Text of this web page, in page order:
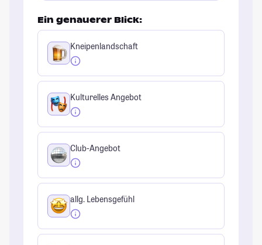
Ein genauerer Blick:
Kneipenlandschaft
Kulturelles Angebot
Club-Angebot
allg. Lebensgefühl